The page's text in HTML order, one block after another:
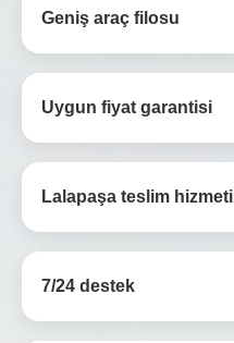
Geniş araç filosu
Uygun fiyat garantisi
Lalapaşa teslim hizmeti
7/24 destek